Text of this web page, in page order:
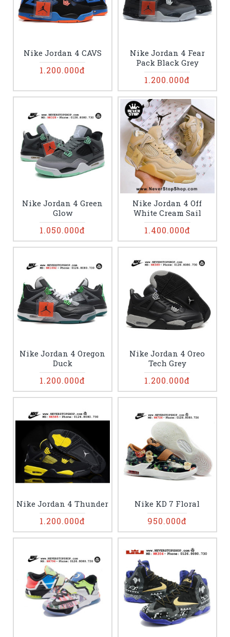
Nike Jordan 4 CAVS
1.200.000đ
Nike Jordan 4 Fear
Pack Black Grey
1.200.000đ
Nike Jordan 4 Green
Glow
1.050.000đ
Nike Jordan 4 Off
White Cream Sail
1.400.000đ
Nike Jordan 4 Oregon
Duck
1.200.000đ
Nike Jordan 4 Oreo
Tech Grey
1.200.000đ
Nike Jordan 4 Thunder
1.200.000đ
Nike KD 7 Floral
950.000đ